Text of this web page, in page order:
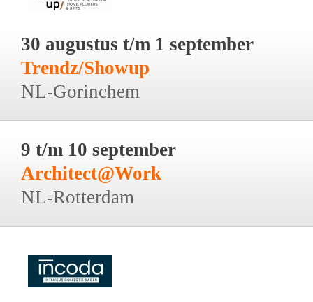
30 augustus t/m 1 september
Trendz/Showup
NL-Gorinchem
9 t/m 10 september
Architect@Work
NL-Rotterdam